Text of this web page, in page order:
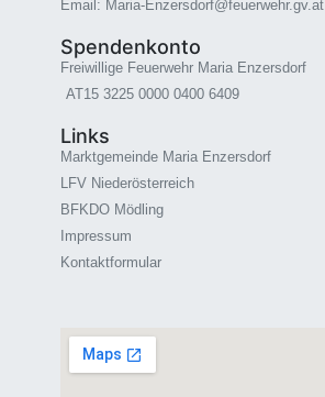
Email: Maria-Enzersdorf@feuerwehr.gv.at
Spendenkonto
Freiwillige Feuerwehr Maria Enzersdorf
AT15 3225 0000 0400 6409
Links
Marktgemeinde Maria Enzersdorf
LFV Niederösterreich
BFKDO Mödling
Impressum
Kontaktformular